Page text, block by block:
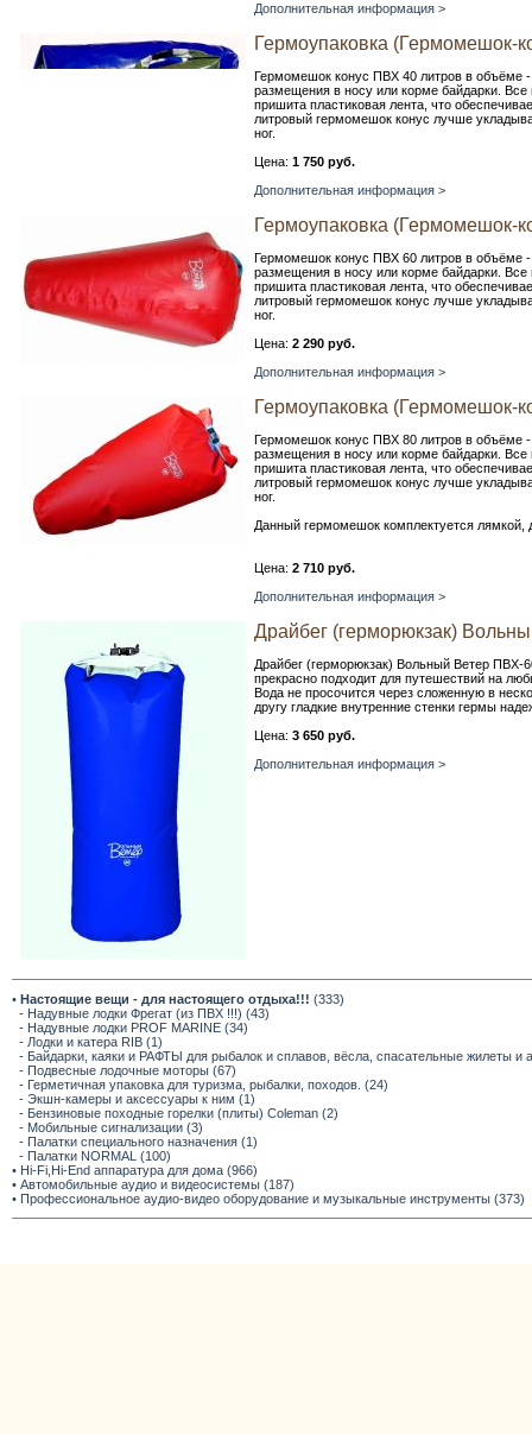
Дополнительная информация >
Гермоупаковка (Гермомешок-
Гермомешок конус ПВХ 40 литров в объёме
размещения в носу или корме байдарки.
пришита пластиковая лента, что
литровый гермомешок конус лучше
ног.
Цена: 1 750 руб.
Дополнительная информация >
Гермоупаковка (Гермомешок-
Гермомешок конус ПВХ 60 литров в объёме
размещения в носу или корме байдарки.
пришита пластиковая лента, что
литровый гермомешок конус лучше
ног.
Цена: 2 290 руб.
Дополнительная информация >
Гермоупаковка (Гермомешок-
Гермомешок конус ПВХ 80 литров в объёме
размещения в носу или корме байдарки.
пришита пластиковая лента, что
литровый гермомешок конус лучше
ног.
Данный гермомешок комплектуется лямкой,
Цена: 2 710 руб.
Дополнительная информация >
Драйбег (герморюкзак)
Драйбег (герморюкзак) Вольный Ветер ПВХ-
прекрасно подходит для путешествий на
Вода не просочится через сложенную в
другу гладкие внутренние стенки гермы
Цена: 3 650 руб.
Дополнительная информация >
• Настоящие вещи - для настоящего отдыха!!! (333)
- Надувные лодки Фрегат (из ПВХ !!!) (43)
- Надувные лодки PROF MARINE (34)
- Лодки и катера RIB (1)
- Байдарки, каяки и РАФТЫ для рыбалок и сплавов, вёсла, спасательные жилеты и
- Подвесные лодочные моторы (67)
- Герметичная упаковка для туризма, рыбалки, походов. (24)
- Экшн-камеры и аксессуары к ним (1)
- Бензиновые походные горелки (плиты) Coleman (2)
- Мобильные сигнализации (3)
- Палатки специального назначения (1)
- Палатки NORMAL (100)
• Hi-Fi,Hi-End аппаратура для дома (966)
• Автомобильные аудио и видеосистемы (187)
• Профессиональное аудио-видео оборудование и музыкальные инструменты (373)